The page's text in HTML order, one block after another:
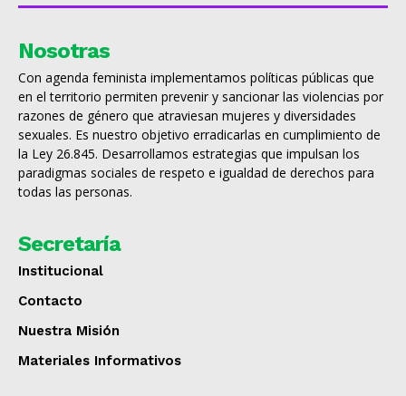
Nosotras
Con agenda feminista implementamos políticas públicas que
en el territorio permiten prevenir y sancionar las violencias por
razones de género que atraviesan mujeres y diversidades
sexuales. Es nuestro objetivo erradicarlas en cumplimiento de
la Ley 26.845. Desarrollamos estrategias que impulsan los
paradigmas sociales de respeto e igualdad de derechos para
todas las personas.
Secretaría
Institucional
Contacto
Nuestra Misión
Materiales Informativos